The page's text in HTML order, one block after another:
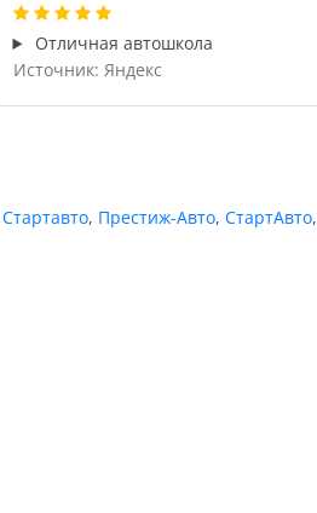
Отличная автошкола
Источник: Яндекс
Стартавто, Престиж-Авто, СтартАвто,